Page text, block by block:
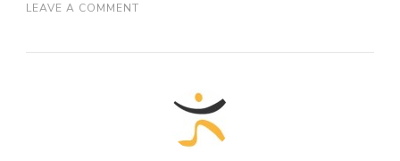
LEAVE A COMMENT
EEN
INSPIRATIE
POPULAIRE